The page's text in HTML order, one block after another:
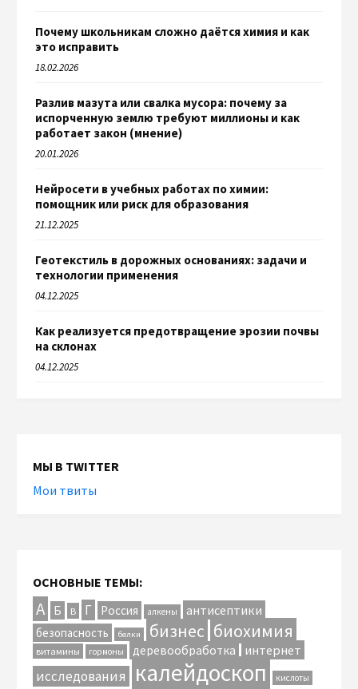
Почему школьникам сложно даётся химия и как
это исправить
18.02.2026
Разлив мазута или свалка мусора: почему за
испорченную землю требуют миллионы и как
работает закон (мнение)
20.01.2026
Нейросети в учебных работах по химии:
помощник или риск для образования
21.12.2025
Геотекстиль в дорожных основаниях: задачи и
технологии применения
04.12.2025
Как реализуется предотвращение эрозии почвы
на склонах
04.12.2025
МЫ В TWITTER
Мои твиты
ОСНОВНЫЕ ТЕМЫ:
А Б В Г Россия алкены антисептики
безопасность белки бизнес биохимия
витамины гормоны деревообработка интернет
исследования калейдоскоп кислоты